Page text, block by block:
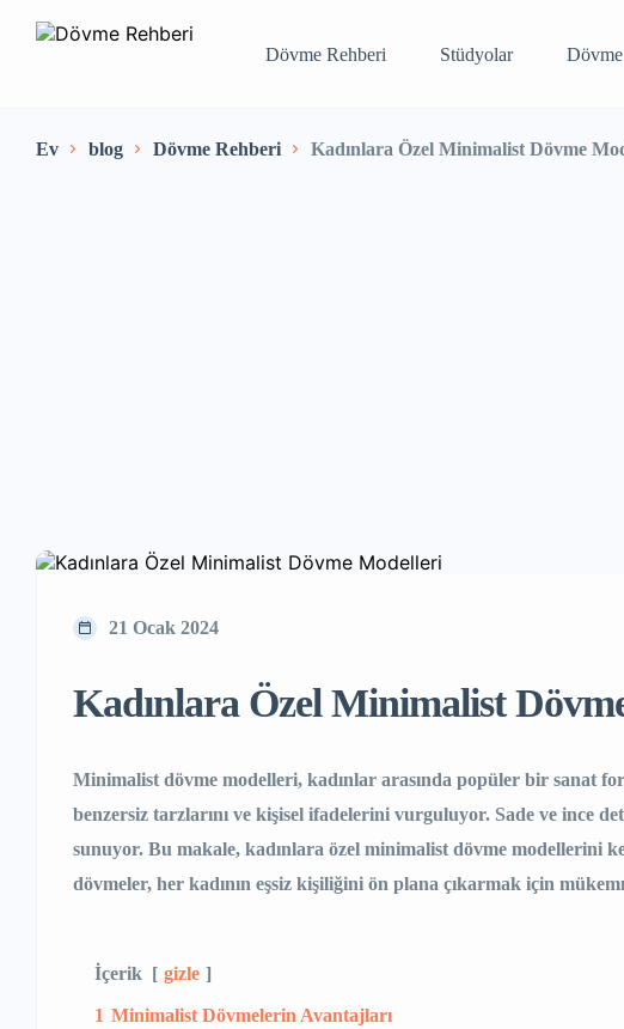
Dövme Rehberi Stüdyolar Dövme
Ev blog Dövme Rehberi Kadınlara Özel Minimalist Dövme
21 Ocak 2024
Kadınlara Özel Minimalist
Minimalist dövme modelleri, kadınlar arasında popüler bir sanat
benzersiz tarzlarını ve kişisel ifadelerini vurguluyor. Sade ve ince
sunuyor. Bu makale, kadınlara özel minimalist dövme modellerini
dövmeler, her kadının eşsiz kişiliğini ön plana çıkarmak için
İçerik gizle
1 Minimalist Dövmelerin Avantajları